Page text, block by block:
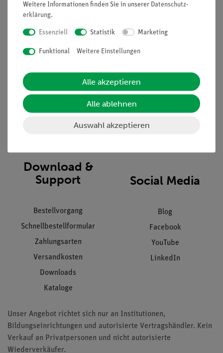
Unternehmen
Projekte und Lösungen
Presse
Hinweisgeberschutz
Impressum
Beratung & Showroom
Inbetriebnahme & Schulungen
Kundendienst
Download &
Support
Bestellvorgang
Schnellbestellformular
Zahlungsarten
Versandkosten
Downloads
Kataloge
Social Media
Blog
Facebook
YouTube
LinkedIn
Unser Angebot richtet sich nur an Institutionen,
Bildungseinrichtungen und autorisierte Vertragshändler. Kein
Verkauf an Privatpersonen und nicht autorisierte
Wiederverkäufer.
Weitere Informationen finden Sie in unserer Daten­schutz­
erklärung.
Essenziell Statistik Marketing
Funktional Weitere Einstellungen
Alle akzeptieren
Alle ablehnen
Auswahl akzeptieren